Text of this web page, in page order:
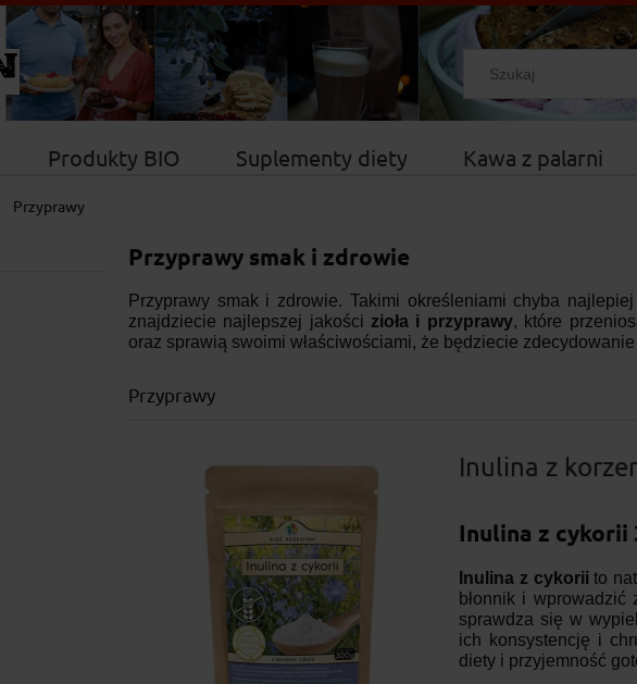
Produkty BIO Suplementy diety Kawa z palarni
Przyprawy
Przyprawy smak i zdrowie
Przyprawy smak i zdrowie. Takimi określeniami chyba
znajdziecie najlepszej jakości zioła i przyprawy, które
oraz sprawią swoimi właściwościami, że będziecie zdecydowanie
Przyprawy
Inulina z
Inulina z cykorii
Inulina z cykorii to
błonnik i wprowadzić
sprawdza się w
ich konsystencję i
diety i przyjemność